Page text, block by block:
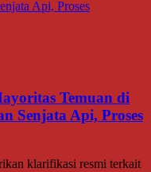
Temuan di
Senjata Api, Proses
klarifikasi resmi terkait